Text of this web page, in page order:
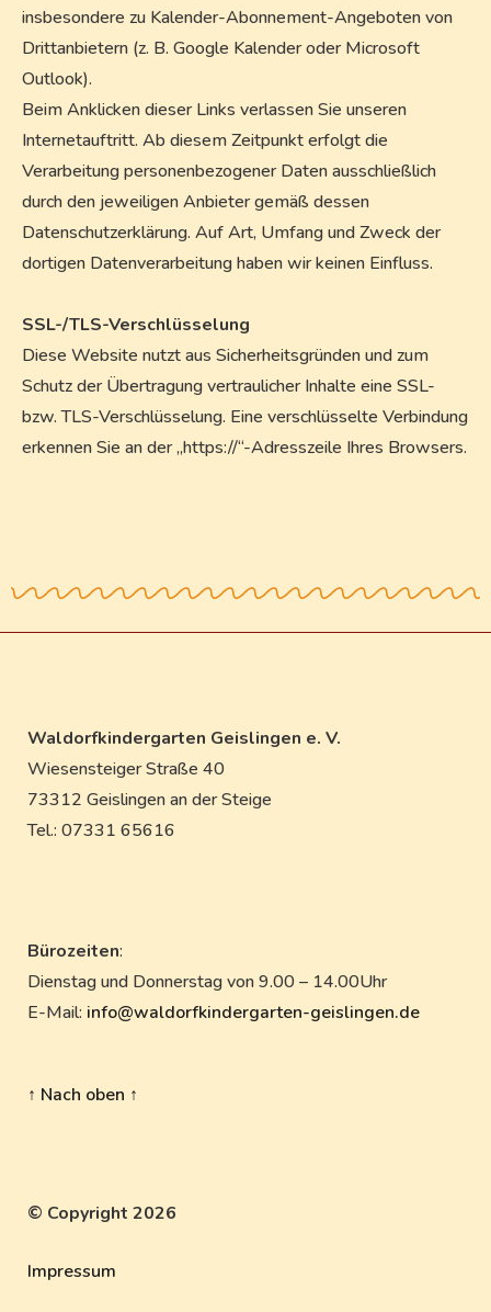
insbesondere zu Kalender-Abonnement-Angeboten von
Drittanbietern (z. B. Google Kalender oder Microsoft
Outlook).
Beim Anklicken dieser Links verlassen Sie unseren
Internetauftritt. Ab diesem Zeitpunkt erfolgt die
Verarbeitung personenbezogener Daten ausschließlich
durch den jeweiligen Anbieter gemäß dessen
Datenschutzerklärung. Auf Art, Umfang und Zweck der
dortigen Datenverarbeitung haben wir keinen Einfluss.
SSL-/TLS-Verschlüsselung
Diese Website nutzt aus Sicherheitsgründen und zum
Schutz der Übertragung vertraulicher Inhalte eine SSL-
bzw. TLS-Verschlüsselung. Eine verschlüsselte Verbindung
erkennen Sie an der „https://“-Adresszeile Ihres Browsers.
Waldorfkindergarten Geislingen e. V.
Wiesensteiger Straße 40
73312 Geislingen an der Steige
Tel.: 07331 65616
Bürozeiten:
Dienstag und Donnerstag von 9.00 – 14.00Uhr
E-Mail: info@waldorfkindergarten-geislingen.de
↑ Nach oben ↑
© Copyright 2026
Impressum